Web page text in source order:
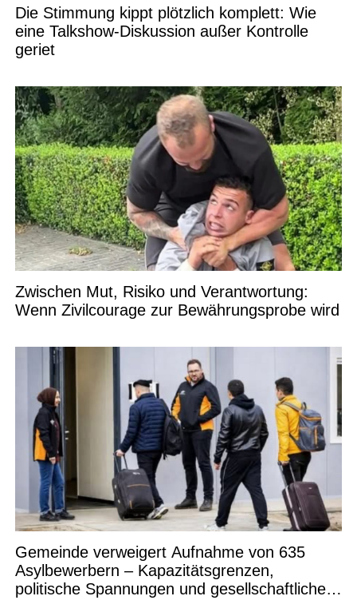
Die Stimmung kippt plötzlich komplett: Wie
eine Talkshow-Diskussion außer Kontrolle
geriet
Zwischen Mut, Risiko und Verantwortung:
Wenn Zivilcourage zur Bewährungsprobe wird
Gemeinde verweigert Aufnahme von 635
Asylbewerbern – Kapazitätsgrenzen,
politische Spannungen und gesellschaftliche